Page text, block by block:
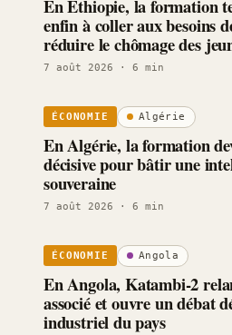
En Éthiopie, la formation
enfin à coller aux besoins
réduire le chômage des
7 août 2026 · 6 min
ÉCONOMIE Algérie
En Algérie, la formation
décisive pour bâtir une
souveraine
7 août 2026 · 6 min
ÉCONOMIE Angola
En Angola, Katambi-2
associé et ouvre un débat
industriel du pays